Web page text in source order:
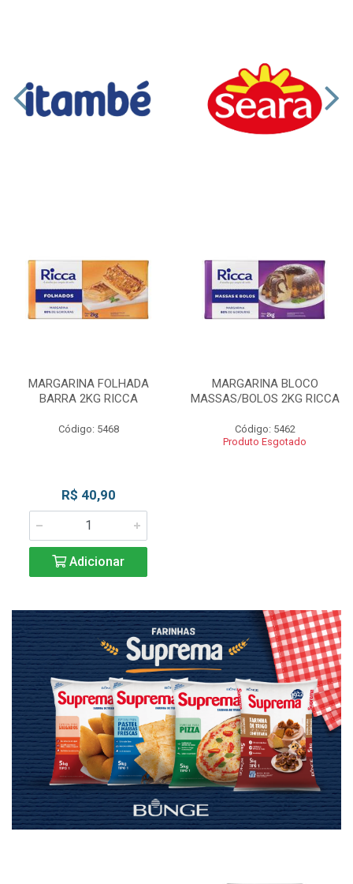
MARGARINA FOLHADA
BARRA 2KG RICCA
Código: 5468
R$ 40,90
Adicionar
MARGARINA BLOCO
MASSAS/BOLOS 2KG RICCA
Código: 5462
Produto Esgotado